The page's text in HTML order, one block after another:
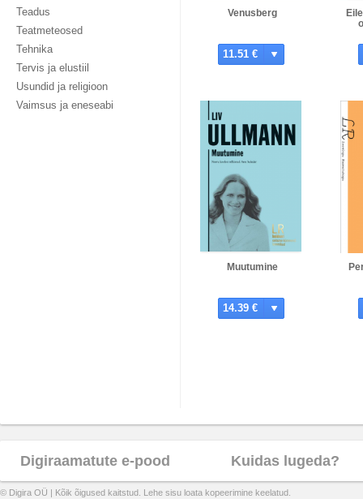
Teadus
Teatmeteosed
Tehnika
Tervis ja elustiil
Usundid ja religioon
Vaimsus ja eneseabi
Venusberg
11.51 €
Muutumine
14.39 €
Digiraamatute e-pood Kuidas lugeda?
© Digira OÜ | Kõik õigused kaitstud. Lehe sisu loata kopeerimine keelatud.